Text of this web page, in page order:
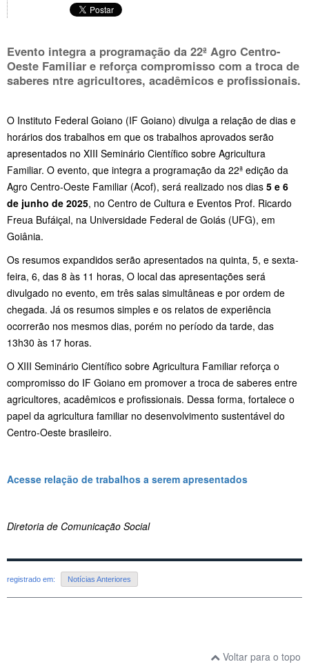
Evento integra a programação da 22ª Agro Centro-
Oeste Familiar e reforça compromisso com a troca de
saberes ntre agricultores, acadêmicos e profissionais.
O Instituto Federal Goiano (IF Goiano) divulga a relação de dias e
horários dos trabalhos em que os trabalhos aprovados serão
apresentados no XIII Seminário Científico sobre Agricultura
Familiar. O evento, que integra a programação da 22ª edição da
Agro Centro-Oeste Familiar (Acof), será realizado nos dias 5 e 6
de junho de 2025, no Centro de Cultura e Eventos Prof. Ricardo
Freua Bufáiçal, na Universidade Federal de Goiás (UFG), em
Goiânia.
Os resumos expandidos serão apresentados na quinta, 5, e sexta-
feira, 6, das 8 às 11 horas, O local das apresentações será
divulgado no evento, em três salas simultâneas e por ordem de
chegada. Já os resumos simples e os relatos de experiência
ocorrerão nos mesmos dias, porém no período da tarde, das
13h30 às 17 horas.
O XIII Seminário Científico sobre Agricultura Familiar reforça o
compromisso do IF Goiano em promover a troca de saberes entre
agricultores, acadêmicos e profissionais. Dessa forma, fortalece o
papel da agricultura familiar no desenvolvimento sustentável do
Centro-Oeste brasileiro.
Acesse relação de trabalhos a serem apresentados
Diretoria de Comunicação Social
registrado em: Notícias Anteriores
Voltar para o topo